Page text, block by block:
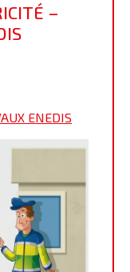
–
ENEDIS